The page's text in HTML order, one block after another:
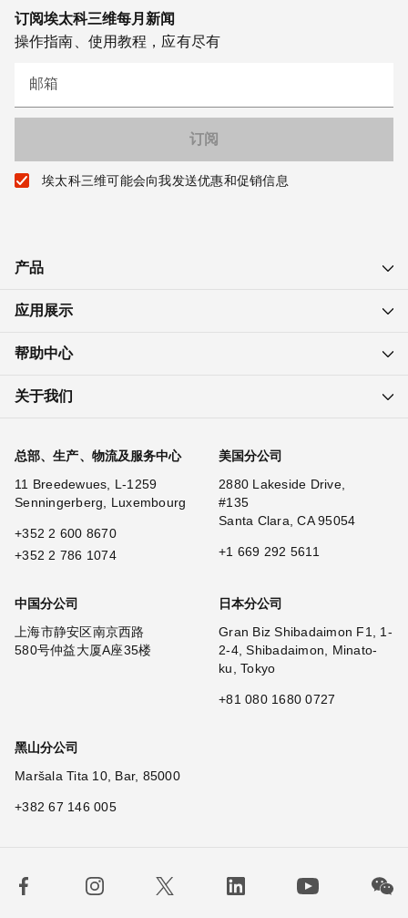
订阅埃太科三维每月新闻
操作指南、使用教程，应有尽有
邮箱
埃太科三维可能会向我发送优惠和促销信息
产品
应用展示
帮助中心
关于我们
总部、生产、物流及服务中心
11 Breedewues, L-1259
Senningerberg, Luxembourg
+352 2 600 8670
+352 2 786 1074
美国分公司
2880 Lakeside Drive,
#135
Santa Clara, CA 95054
+1 669 292 5611
中国分公司
上海市静安区南京西路
580号仲益大厦A座35楼
日本分公司
Gran Biz Shibadaimon F1, 1-
2-4, Shibadaimon, Minato-
ku, Tokyo
+81 080 1680 0727
黑山分公司
Maršala Tita 10, Bar, 85000
+382 67 146 005